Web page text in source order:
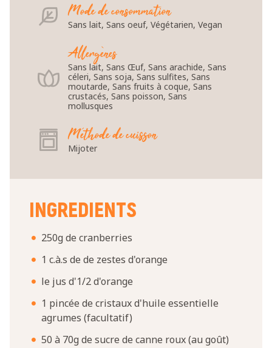
Mode de consommation
Sans lait, Sans oeuf, Végétarien, Vegan
Allergènes
Sans lait, Sans Œuf, Sans arachide, Sans
céleri, Sans soja, Sans sulfites, Sans
moutarde, Sans fruits à coque, Sans
crustacés, Sans poisson, Sans
mollusques
Méthode de cuisson
Mijoter
INGREDIENTS
250g de cranberries
1 c.à.s de de zestes d'orange
le jus d'1/2 d'orange
1 pincée de cristaux d'huile essentielle
agrumes (facultatif)
50 à 70g de sucre de canne roux (au goût)